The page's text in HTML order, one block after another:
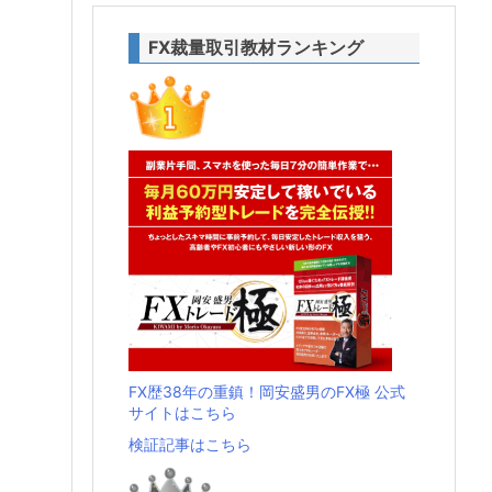
FX裁量取引教材ランキング
FX歴38年の重鎮！岡安盛男のFX極 公式
サイトはこちら
検証記事はこちら